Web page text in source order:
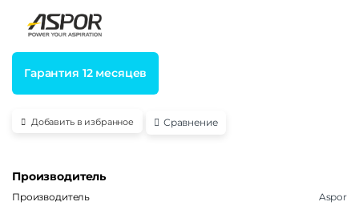
Гарантия 12 месяцев
Добавить в избранное Сравнение
Производитель
Производитель Aspor